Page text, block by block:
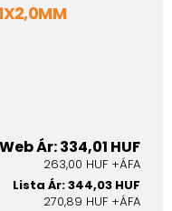
Web Ár: 334,01 HUF
263,00 HUF +ÁFA
Lista Ár: 344,03 HUF
270,89 HUF +ÁFA